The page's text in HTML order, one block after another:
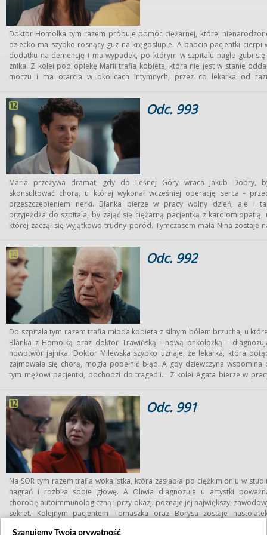
Doktor Homolka tym razem próbuje pomóc ciężarnej, której
dziecko ma szybko rosnący guz na kręgosłupie. A babcia pacjentki cierpi
dodatku na demencję i ma wypadek, po którym w szpitalu nagle gubi
znika. Z kolei pod opiekę Marii trafia kobieta, która nie jest w stanie
moczu i ma otarcia w okolicach intymnych, przez co lekarka od
Tymczasem Oliwia domyśla się, że doktor Malewicz również jest
przemocy seksualnej i postanawia o tym z koleżanką szczerze
Profesor Falkowicz w końcu odkrywa, że powstała zabawna
diagnostyczna, do której użyto jego głosu…
Odc. 993
Maria przeżywa dramat, gdy do Leśnej Góry wraca Jakub Dobry,
skonsultować chorą, u której wykonał wcześniej operację serca -
przeszczepieniem nerki. Blanka bierze w pracy wolny dzień, ale i
przyjeżdża do szpitala, by zająć się ciężarną pacjentką z kardiomiopatią,
której zaczął się wyjątkowo trudny poród. Tymczasem mała Nina zostaje
przywozi córkę na badania, doktor Tretter urządza mu
przesłuchanie...
Odc. 992
Do szpitala tym razem trafia młoda kobieta z silnym bólem brzucha, u
Blanka z Homolką oraz doktor Trawińską - nową onkolożką –
nowotwór jajnika. Doktor Milewska szybko uznaje, że lekarka, która
zajmowała się chorą, mogła popełnić błąd. A gdy dziewczyna wspomina
tym mężowi pacjentki, dochodzi do tragedii… Z kolei Agata bierze w
małej. Doktor Woźnicka próbuje przy okazji dowiedzieć się czegoś także
bracie dziewczynki, który cierpi na autyzm i jest w specjalistycznym
A następnego dnia Mania dołącza w końcu do swojej nowej
Tymczasem kolejną pacjentką doktora Konicy zostaje pani Basia –
staruszka, która desperacko szuka w szpitalu towarzystwa.
Odc. 991
Na SOR tym razem trafia wokalistka, która zasłabła po ciężkim dniu w
nagrań i rozbiła sobie głowę. A Oliwia diagnozuje u artystki
chorobę autoimmunologiczną i przy okazji poznaje jej największy,
sekret. Kolejnym pacjentem Tomaszka oraz Borysa zostaje
Szanujemy Twoją prywatność